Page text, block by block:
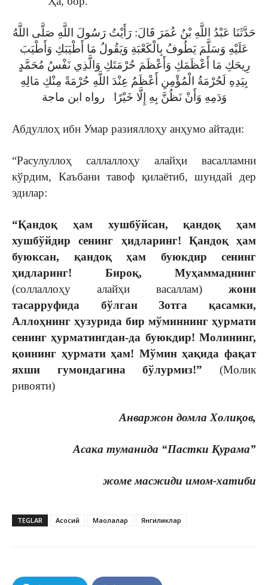
حَدَّثَنَا عَبْدُ اللَّهِ بْنُ عُمَرَ قَالَ: رَأَيْتُ رَسُولَ اللَّهِ صَلَّى اللَّهُ
عَلَيْهِ وَسَلَّمَ يَطُوفُ بِالْكَعْبَةِ وَيَقُولُ مَا أَطْيَبَكِ وَأَطْيَبَ
رِيحَكِ مَا أَعْظَمَكِ وَأَعْظَمَ حُرْمَتَكِ وَالَّذِي نَفْسُ مُحَمَّدٍ
بِيَدِهِ لَحُرْمَةُ الْمُؤْمِنِ أَعْظَمُ عِنْدَ اللَّهِ حُرْمَةً مِنْكِ مَالِهِ
وَدَمِهِ وَأَنْ نَظُنَّ بِهِ إِلَّا خَيْرًا رواه ابن ماجة
Абдуллоҳ ибн Умар разияллоҳу анҳумо айтади:
“Расулуллоҳ саллаллоҳу алайҳи васалламни
кўрдим, Каъбани тавоф қилаётиб, шундай дер
эдилар:
“Қандоқ ҳам хушбўйсан, қандоқ ҳам
хушбўйдир сенинг ҳидларинг! Қандоқ ҳам
буюксан, қандоқ ҳам буюкдир сенинг
ҳидларинг! Бироқ, Муҳаммаднинг
(соллаллоҳу алайҳи васаллам) жони
тасарруфида бўлган Зотга қасамки,
Аллоҳнинг ҳузурида бир мўминнинг ҳурмати
сенинг ҳурматингдан-да буюкдир! Молининг,
қоининг ҳурмати ҳам! Мўмин ҳақида фақат
яхши гумондагина бўлурмиз!” (Молик
ривояти)
Анваржон домла Холиқов,
Асака туманида “Пастки Қурама”
жоме масжиди имом-хатиби
TEGLAR Асосий Мақолалар Янгиликлар